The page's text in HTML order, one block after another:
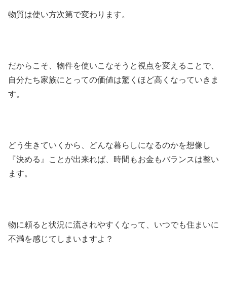
物質は使い方次第で変わります。
だからこそ、物件を使いこなそうと視点を変えることで、
自分たち家族にとっての価値は驚くほど高くなっていきま
す。
どう生きていくから、どんな暮らしになるのかを想像し
『決める』ことが出来れば、時間もお金もバランスは整い
ます。
物に頼ると状況に流されやすくなって、いつでも住まいに
不満を感じてしまいますよ？